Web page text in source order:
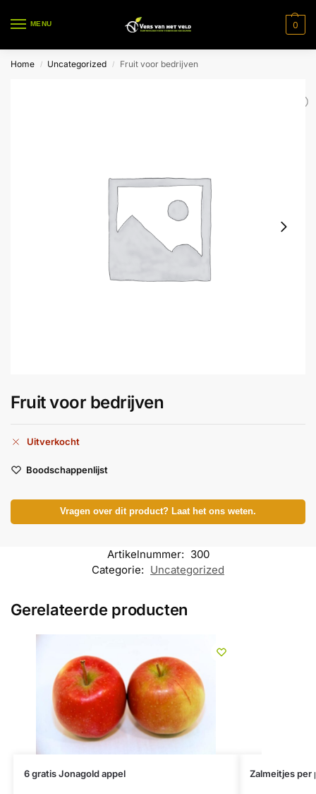
MENU 0
Home / Uncategorized / Fruit voor bedrijven
Fruit voor bedrijven
Uitverkocht
Boodschappenlijst
Vragen over dit product? Laat het ons weten.
Artikelnummer: 300
Categorie: Uncategorized
Gerelateerde producten
6 gratis Jonagold appel Zalmeitjes per